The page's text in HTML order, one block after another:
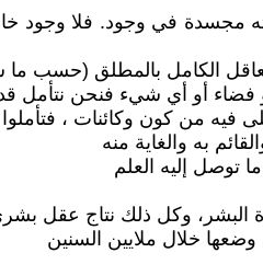
ذاته مجسدة في وجود. فلا
توصل إليه العلم